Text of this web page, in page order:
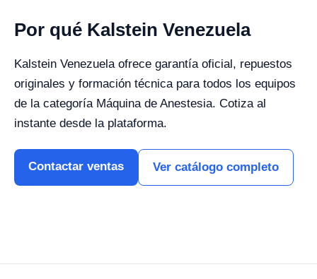
Por qué Kalstein Venezuela
Kalstein Venezuela ofrece garantía oficial, repuestos
originales y formación técnica para todos los equipos
de la categoría Máquina de Anestesia. Cotiza al
instante desde la plataforma.
Contactar ventas Ver catálogo completo